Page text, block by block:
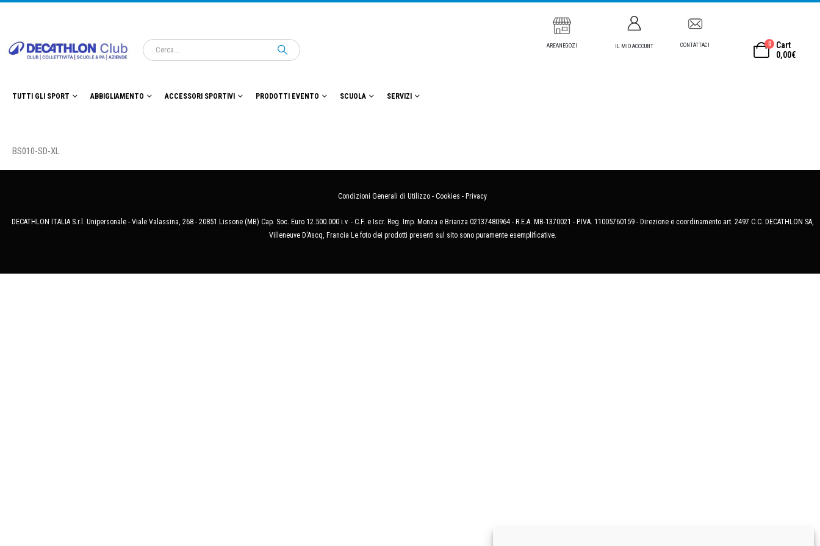
AREANEGOZI IL MIO ACCOUNT CONTATTACI 0
Cart
0,00€
TUTTI GLI SPORT ABBIGLIAMENTO ACCESSORI SPORTIVI PRODOTTI EVENTO SCUOLA SERVIZI
BS010-SD-XL
Condizioni Generali di Utilizzo - Cookies - Privacy
DECATHLON ITALIA S.r.l. Unipersonale - Viale Valassina, 268 - 20851 Lissone (MB) Cap. Soc. Euro 12.500.000 i.v. - C.F. e Iscr. Reg. Imp. Monza e Brianza 02137480964 - R.E.A. MB-1370021 - P.IVA. 11005760159 - Direzione e coordinamento art. 2497 C.C. DECATHLON SA,
Villeneuve D'Ascq, Francia Le foto dei prodotti presenti sul sito sono puramente esemplificative.